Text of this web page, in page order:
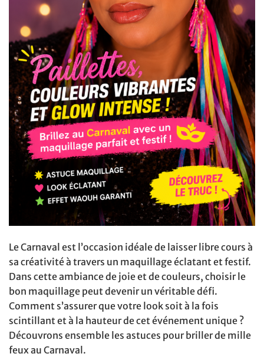
Le Carnaval est l’occasion idéale de laisser libre cours à
sa créativité à travers un maquillage éclatant et festif.
Dans cette ambiance de joie et de couleurs, choisir le
bon maquillage peut devenir un véritable défi.
Comment s’assurer que votre look soit à la fois
scintillant et à la hauteur de cet événement unique ?
Découvrons ensemble les astuces pour briller de mille
feux au Carnaval.